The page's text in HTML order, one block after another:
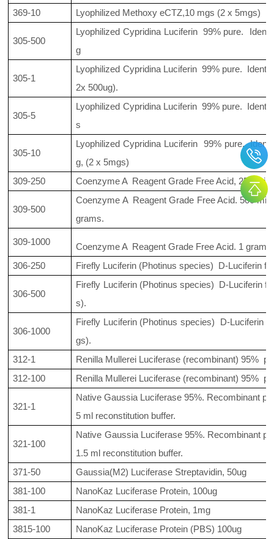
369-10
Lyophilized Methoxy eCTZ,10 mgs (2 x 5mgs)
305-500
Lyophilized Cypridina Luciferin 99% pure.
g
305-1
Lyophilized Cypridina Luciferin 99% pure.
2x 500ug).
305-5
Lyophilized Cypridina Luciferin 99% pure.
s
305-10
Lyophilized Cypridina Luciferin 99% pure.
g, (2 x 5mgs)
309-250
Coenzyme A Reagent Grade Free Acid, 250
309-500
Coenzyme A Reagent Grade Free Acid. 500
grams.
309-1000
Coenzyme A Reagent Grade Free Acid. 1 gram
306-250
Firefly Luciferin (Photinus species) D-Luciferin
306-500
Firefly Luciferin (Photinus species) D-Luciferin
s).
306-1000
Firefly Luciferin (Photinus species) D-Luciferin
gs).
312-1
Renilla Mullerei Luciferase (recombinant) 95%
312-100
Renilla Mullerei Luciferase (recombinant) 95%
321-1
Native Gaussia Luciferase 95%. Recombinant
5 ml reconstitution buffer.
321-100
Native Gaussia Luciferase 95%. Recombinant
1.5 ml reconstitution buffer.
371-50
Gaussia(M2) Luciferase Streptavidin, 50ug
381-100
NanoKaz Luciferase Protein, 100ug
381-1
NanoKaz Luciferase Protein, 1mg
3815-100
NanoKaz Luciferase Protein (PBS) 100ug